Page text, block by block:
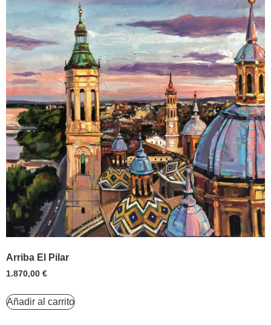
Arriba El Pilar
1.870,00 €
Añadir al carrito